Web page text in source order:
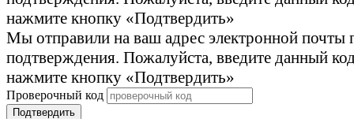
нажмите кнопку «Подтвердить»
Мы отправили на ваш адрес электронной почты
подтверждения. Пожалуйста, введите данный
нажмите кнопку «Подтвердить»
Проверочный код
Подтвердить